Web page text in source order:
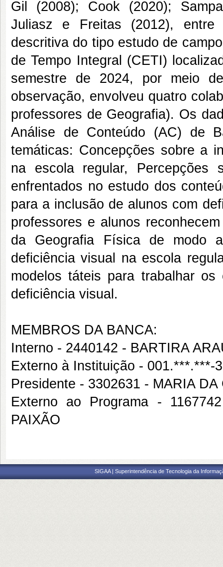
Gil (2008); Cook (2020);
Juliasz e Freitas (2012), entre
descritiva do tipo estudo de
de Tempo Integral (CETI)
semestre de 2024, por meio
observação, envolveu quatro
professores de Geografia). Os
Análise de Conteúdo (AC) de
temáticas: Concepções sobre a
na escola regular,
enfrentados no estudo dos
para a inclusão de alunos com
professores e alunos
da Geografia Física de modo
deficiência visual na escola
modelos táteis para trabalhar
deficiência visual.
MEMBROS DA BANCA:
Interno - 2440142 - BARTIRA
Externo à Instituição - 001.***.***-
Presidente - 3302631 - MARIA
Externo ao Programa -
PAIXÃO
SIGAA | Superintendência de Tecnologia da